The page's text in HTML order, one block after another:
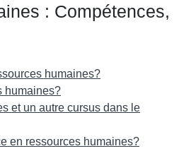
: Compétences,
humaines?
humaines?
et un autre cursus dans le
en ressources humaines?